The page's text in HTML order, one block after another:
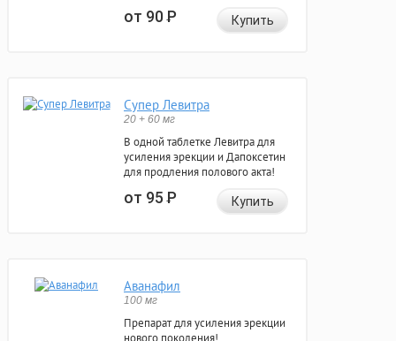
от 90Р Купить
Супер Левитра
20 + 60 мг
В одной таблетке Левитра для
усиления эрекции и Дапоксетин
для продления полового акта!
от 95Р Купить
Аванафил
100 мг
Препарат для усиления эрекции